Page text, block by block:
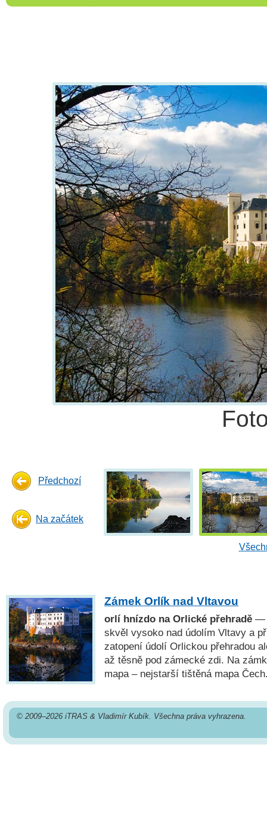
Předchozí
Na začátek
Zámek Orlík nad Vltavou
orlí hnízdo na Orlické přehradě —
skvěl vysoko nad údolím Vltavy a
zatopení údolí Orlickou přehradou
až těsně pod zámecké zdi. Na
mapa – nejstarší tištěná mapa
© 2009–2026 iTRAS & Vladimír Kubík. Všechna práva vyhrazena.